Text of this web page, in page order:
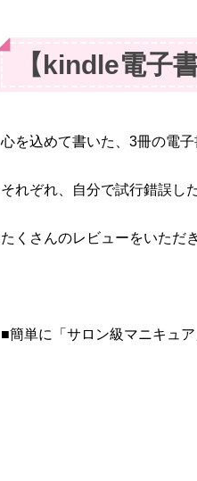
【kindle電子
心を込めて書いた、3冊の電子
それぞれ、自分で試行錯誤し
たくさんのレビューをいただ
■簡単に「サロン級マニキュ